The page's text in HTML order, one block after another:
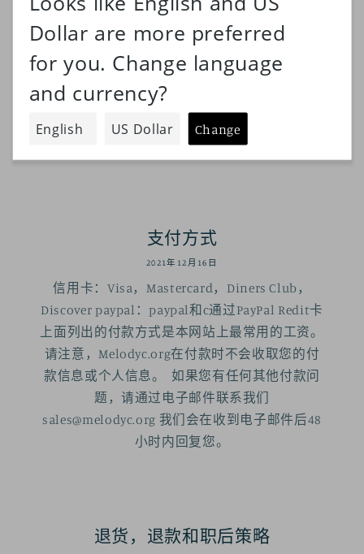
到一封电子邮件，其中包含您的订单跟踪信息。
您可以通过e跟踪您的订单Xpress公司的网页
页。 我们正在经历在线购物的增加，由于
Covid-19以及假期的影响，可能会发生一些延
误。请放心，我们很难确保考虑适当的安全措
施，您的包裹在合理的时间内到达。我们要求您
承担我们的运费可能慢
支付方式
2021年12月16日
信用卡：Visa，Mastercard，Diners Club，
Discover paypal：paypal和c通过PayPal Redit卡
上面列出的付款方式是本网站上最常用的工资。
请注意，Melodyc.org在付款时不会收取您的付
款信息或个人信息。 如果您有任何其他付款问
题，请通过电子邮件联系我们
sales@melodyc.org 我们会在收到电子邮件后48
小时内回复您。
退货，退款和职后策略